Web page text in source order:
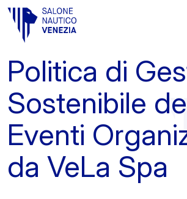
Vai al contenuto principale
Politica di
Sostenibile
Eventi
da VeLa Spa